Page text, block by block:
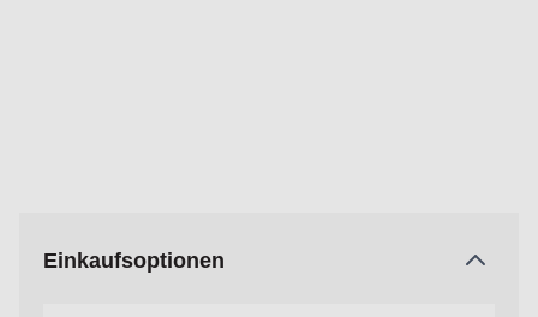
Einkaufsoptionen